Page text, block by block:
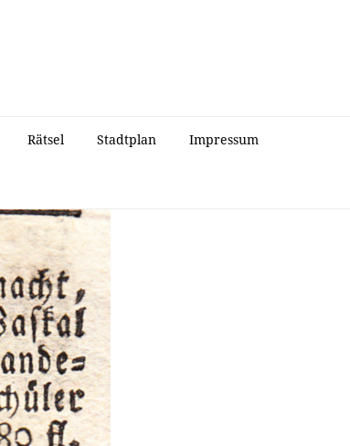
Rätsel Stadtplan Impressum